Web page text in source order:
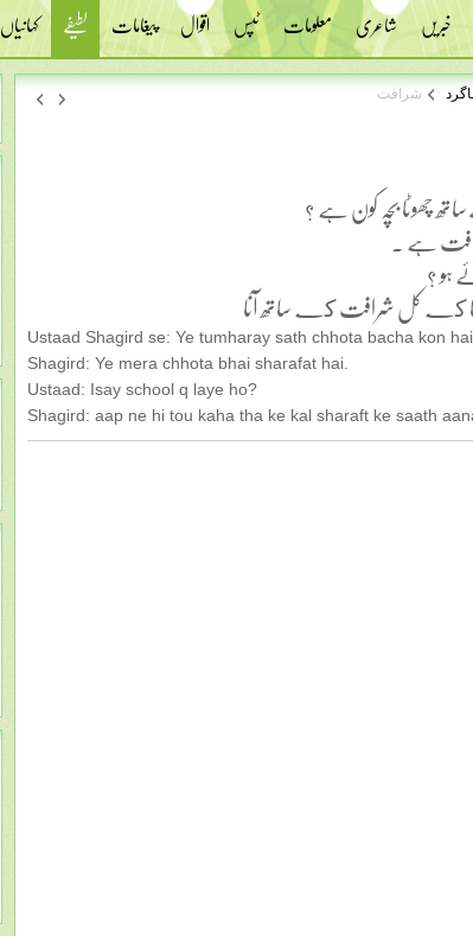
خبریں شاعری معلومات ٹپس اقوال پیغامات لطیفے کہانیاں
شرافت
چھوٹا بچہ کون ہے ؟
شرافت ہے .
ہو ؟
كے کل شرافت كے ساتھ آنا
Ustaad Shagird se: Ye tumharay sath chhota bacha kon
Shagird: Ye mera chhota bhai sharafat hai.
Ustaad: Isay school q laye ho?
Shagird: aap ne hi tou kaha tha ke kal sharaft ke saath